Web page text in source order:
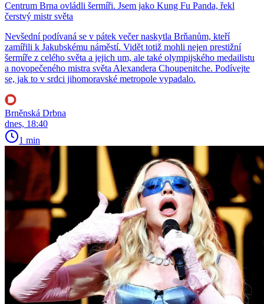
Centrum Brna ovládli šermíři. Jsem jako Kung Fu Panda, řekl
čerstvý mistr světa
Nevšední podívaná se v pátek večer naskytla Brňanům, kteří
zamířili k Jakubskému náměstí. Vidět totiž mohli nejen prestižní
šermíře z celého světa a jejich um, ale také olympijského medailistu
a novopečeného mistra světa Alexandera Choupenitche. Podívejte
se, jak to v srdci jihomoravské metropole vypadalo.
Brněnská Drbna
dnes, 18:40
1 min